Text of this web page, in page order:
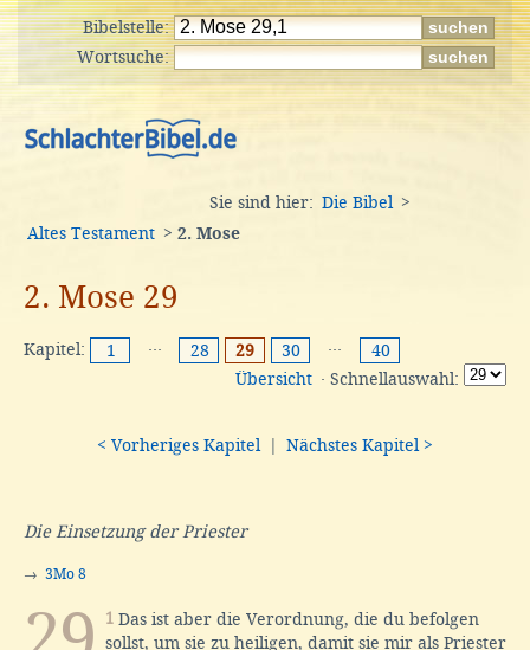
Bibelstelle:
Wortsuche:
Sie sind hier: Die Bibel
>
Altes Testament > 2. Mose
2. Mose 29
Kapitel: 1 ··· 28 29 30 ···
40
Übersicht · Schnellauswahl:
< Vorheriges Kapitel Nächstes Kapitel >
Die Einsetzung der Priester
→ 3Mo 8
1 Das ist aber die Verordnung, die du befolgen
sollst, um sie zu heiligen, damit sie mir als Priester